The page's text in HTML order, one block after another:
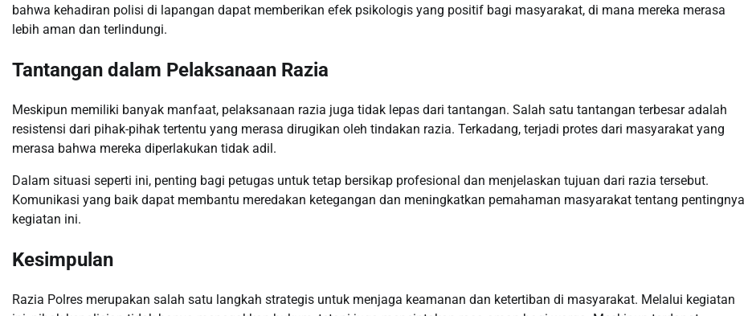
bahwa kehadiran polisi di lapangan dapat memberikan efek psikologis yang positif bagi masyarakat, di mana mereka merasa
lebih aman dan terlindungi.
Tantangan dalam Pelaksanaan Razia
Meskipun memiliki banyak manfaat, pelaksanaan razia juga tidak lepas dari tantangan. Salah satu tantangan terbesar adalah
resistensi dari pihak-pihak tertentu yang merasa dirugikan oleh tindakan razia. Terkadang, terjadi protes dari masyarakat yang
merasa bahwa mereka diperlakukan tidak adil.
Dalam situasi seperti ini, penting bagi petugas untuk tetap bersikap profesional dan menjelaskan tujuan dari razia tersebut.
Komunikasi yang baik dapat membantu meredakan ketegangan dan meningkatkan pemahaman masyarakat tentang pentingnya
kegiatan ini.
Kesimpulan
Razia Polres merupakan salah satu langkah strategis untuk menjaga keamanan dan ketertiban di masyarakat. Melalui kegiatan